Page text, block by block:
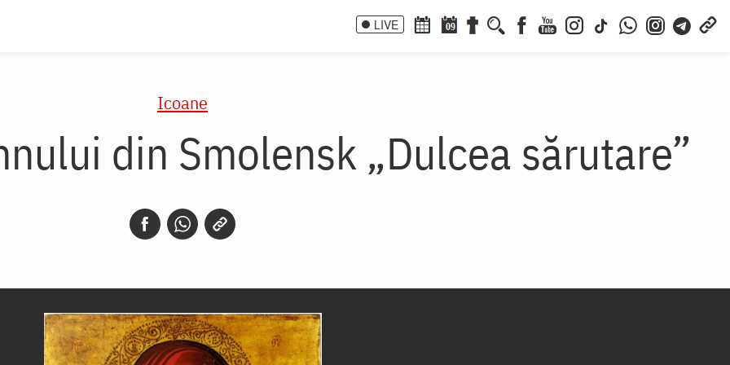
LIVE 09
Icoane
din Smolensk „Dulcea sărutare”